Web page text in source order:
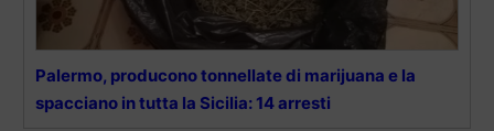
Palermo, producono tonnellate di marijuana e la
spacciano in tutta la Sicilia: 14 arresti